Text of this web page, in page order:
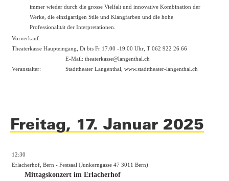
immer wieder durch die grosse Vielfalt und innovative Kombination der
Werke, die einzigartigen Stile und Klangfarben und die hohe
Professionalität der Interpretationen.
Vorverkauf:
Theaterkasse Haupteingang, Di bis Fr 17.00 -19.00 Uhr, T 062 922 26 66
E-Mail: theaterkasse@langenthal.ch
Veranstalter:
Stadttheater Langenthal, www.stadttheater-langenthal.ch
Freitag, 17. Januar 2025
12:30
Erlacherhof, Bern - Festsaal (Junkerngasse 47 3011 Bern)
Mittagskonzert im Erlacherhof